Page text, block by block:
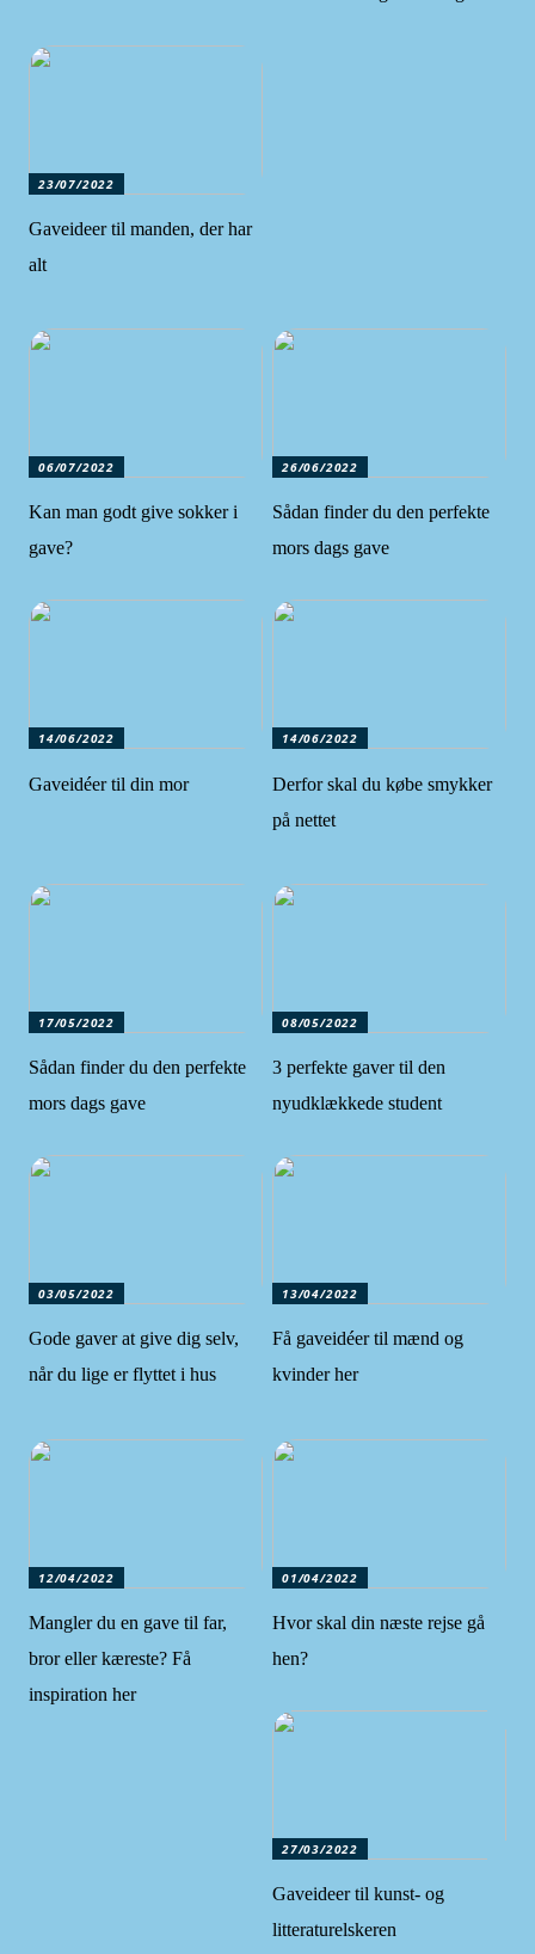
23/07/2022
Gaveideer til manden, der har
alt
06/07/2022
Kan man godt give sokker i
gave?
26/06/2022
Sådan finder du den perfekte
mors dags gave
14/06/2022
Gaveidéer til din mor
14/06/2022
Derfor skal du købe smykker
på nettet
17/05/2022
Sådan finder du den perfekte
mors dags gave
08/05/2022
3 perfekte gaver til den
nyudklækkede student
03/05/2022
Gode gaver at give dig selv,
når du lige er flyttet i hus
13/04/2022
Få gaveidéer til mænd og
kvinder her
12/04/2022
Mangler du en gave til far,
bror eller kæreste? Få
inspiration her
01/04/2022
Hvor skal din næste rejse gå
hen?
27/03/2022
Gaveideer til kunst- og
litteraturelskeren